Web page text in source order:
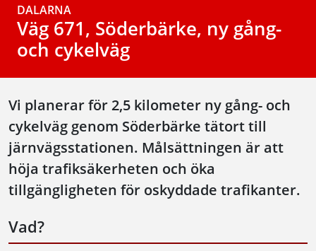
DALARNA
Väg 671, Söderbärke, ny gång-
och cykelväg
Vi planerar för 2,5 kilometer ny gång- och
cykelväg genom Söderbärke tätort till
järnvägsstationen. Målsättningen är att
höja trafiksäkerheten och öka
tillgängligheten för oskyddade trafikanter.
Vad?